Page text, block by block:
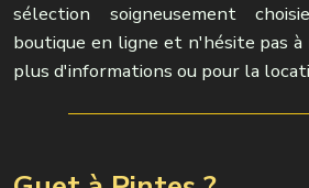
sélection soigneusement
boutique en ligne et n'hésite pas
plus d'informations ou pour la